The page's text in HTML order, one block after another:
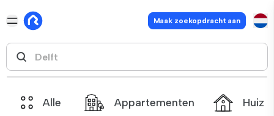
Maak zoekopdracht aan
Alle Appartementen